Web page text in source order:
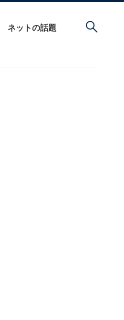
ネットの話題